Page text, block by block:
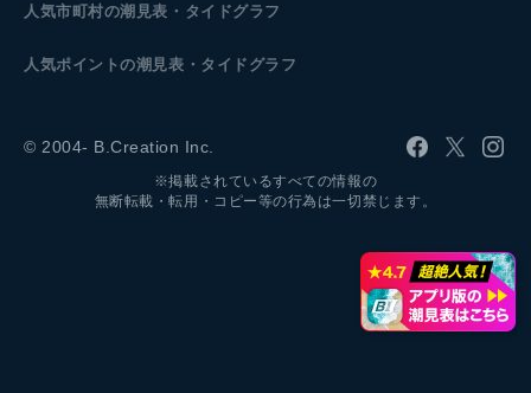
人気市町村の潮見表・タイドグラフ
人気ポイントの潮見表・タイドグラフ
© 2004- B.Creation Inc.
※掲載されているすべての情報の
無断転載・転用・コピー等の行為は一切禁じます。